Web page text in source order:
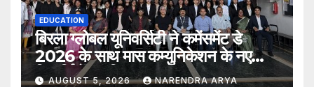
EDUCATION
बिरला ग्लोबल यूनिवर्सिटी ने कमेंसमेंट डे
2026 के साथ मास कम्युनिकेशन के नए
विद्यार्थियों का किया स्वागत
AUGUST 5, 2026 NARENDRA ARYA